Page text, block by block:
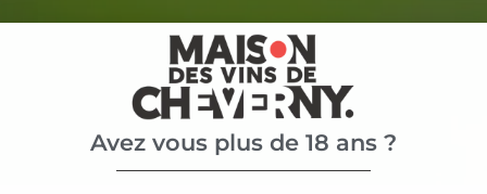
Avez vous plus de 18 ans ?